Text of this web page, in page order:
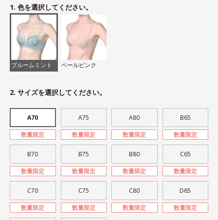
1. 色を選択してください。
ブルームミント ペールピンク
2. サイズを選択してください。
A70
数量限定
A75
数量限定
A80
数量限定
B65
数量限定
B70
数量限定
B75
数量限定
B80
数量限定
C65
数量限定
C70
数量限定
C75
数量限定
C80
数量限定
D65
数量限定